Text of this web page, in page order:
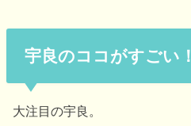
宇良のココがすごい！
大注目の宇良。